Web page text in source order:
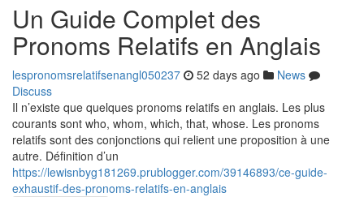
Un Guide Complet des
Pronoms Relatifs en Anglais
lespronomsrelatifsenangl050237 52 days ago
News
Discuss
Il n’existe que quelques pronoms relatifs en anglais. Les plus
courants sont who, whom, which, that, whose. Les pronoms
relatifs sont des conjonctions qui relient une proposition à une
autre. Définition d’un
https://lewisnbyg181269.prublogger.com/39146893/ce-guide-
exhaustif-des-pronoms-relatifs-en-anglais